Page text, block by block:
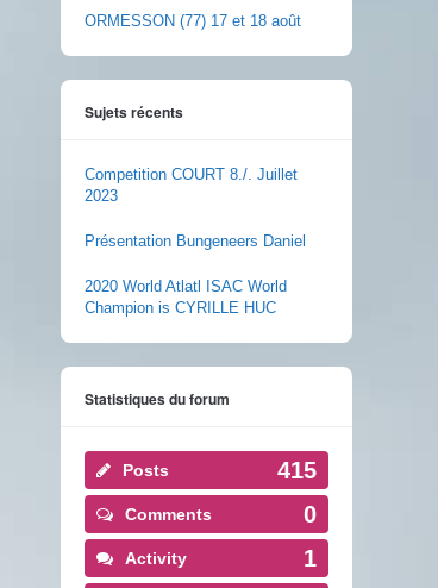
ORMESSON (77) 17 et 18 août
Sujets récents
Competition COURT 8./. Juillet
2023
Présentation Bungeneers Daniel
2020 World Atlatl ISAC World
Champion is CYRILLE HUC
Statistiques du forum
Posts 415
Comments 0
Activity 1